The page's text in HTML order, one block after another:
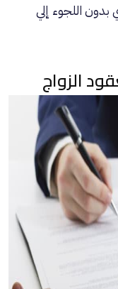
اللجوء إلي
الزواج